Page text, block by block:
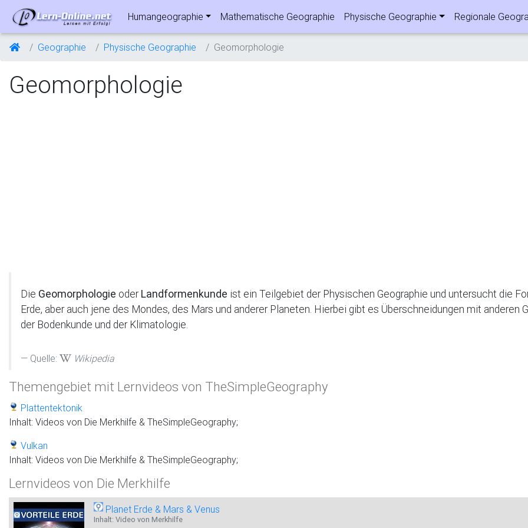
Humangeographie Mathematische Geographie Physische Geographie Regionale
Geographie Physische Geographie Geomorphologie
Geomorphologie
Die Geomorphologie oderLandformenkunde ist ein Teilgebiet der Physischen Geographie und untersucht die
Erde, aber auch jene des Mondes, des Mars und anderer Planeten. Hierbei gibt es Überschneidungen mit
der Bodenkunde und der Klimatologie.
Quelle: Wikipedia
Themengebiet mit Lernvideos von TheSimpleGeography
Plattentektonik
Inhalt: Videos von Die Merkhilfe & TheSimpleGeography;
Vulkan
Inhalt: Videos von Die Merkhilfe & TheSimpleGeography;
Lernvideos von Die Merkhilfe
Planet Erde & Mars & Venus
Inhalt: Video von Merkhilfe